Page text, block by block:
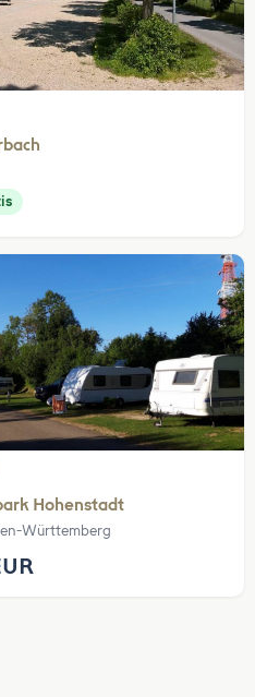
Hohenstadt
Württemberg